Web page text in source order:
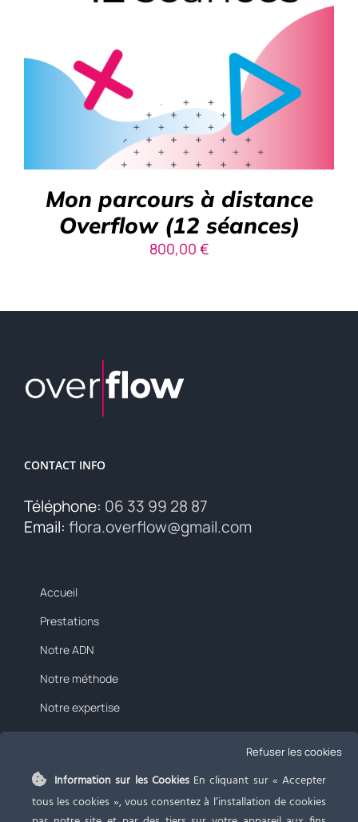
Mon parcours à distance
Overflow (12 séances)
800,00 €
CONTACT INFO
Téléphone: 06 33 99 28 87
Email: flora.overflow@gmail.com
Accueil
Prestations
Notre ADN
Notre méthode
Notre expertise
Tarifs
Contact
Refuser les cookies
Information sur les CookiesEn cliquant sur « Accepter
tous les cookies », vous consentez à l’installation de cookies